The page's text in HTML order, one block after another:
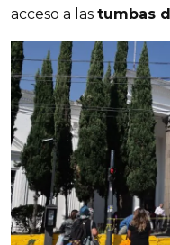
acceso a las tumbas